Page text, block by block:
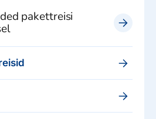
pakettreisi